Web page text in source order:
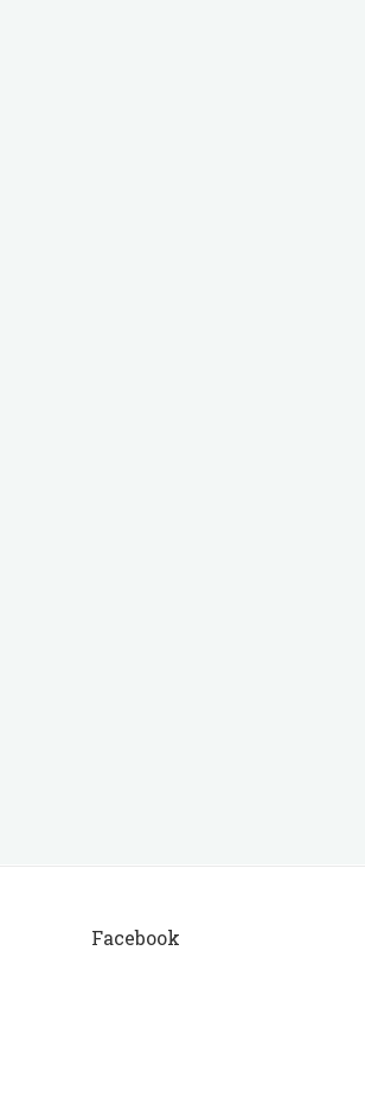
Facebook